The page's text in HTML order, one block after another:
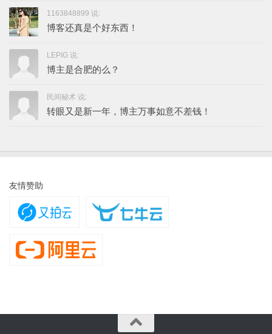
1163848899 说:
博客还真是个好东西！
LEPIG 说:
博主是合肥的么？
民间秘术 说:
转眼又是新一年，博主万事如意不差钱！
友情赞助